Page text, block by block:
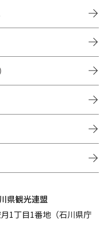
県観光連盟
1丁目1番地（石川県庁